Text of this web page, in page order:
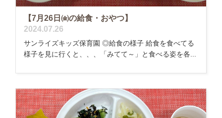
【7月26日㈮の給食・おやつ】
2024.07.26
サンライズキッズ保育園 ◎給食の様子 給食を食べてる
様子を見に行くと、、、「みてて～」と食べる姿を各...